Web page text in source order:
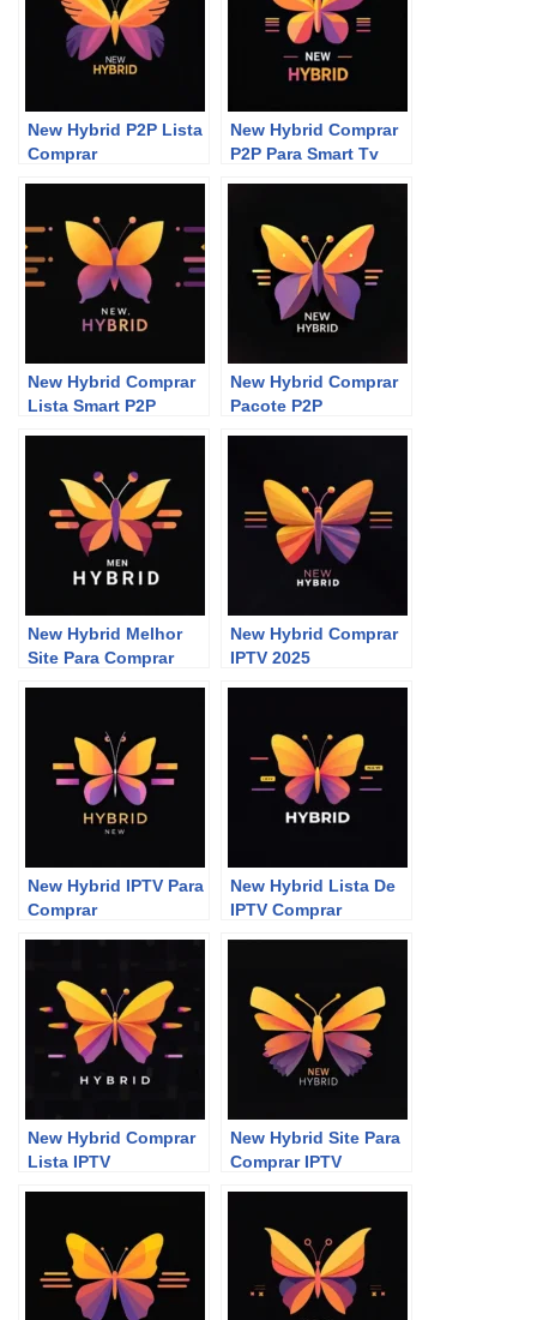
New Hybrid P2P Lista
Comprar
New Hybrid Comprar
P2P Para Smart Tv
New Hybrid Comprar
Lista Smart P2P
New Hybrid Comprar
Pacote P2P
New Hybrid Melhor
Site Para Comprar
New Hybrid Comprar
IPTV 2025
New Hybrid IPTV Para
Comprar
New Hybrid Lista De
IPTV Comprar
New Hybrid Comprar
Lista IPTV
New Hybrid Site Para
Comprar IPTV